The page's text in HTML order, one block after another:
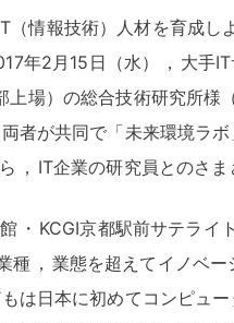
（情報技術）人材を育成し
年2月15日（水）
， 大手
上場）の総合技術研究所様
両者が共同で「未来環境ラ
， IT企業の研究員とのさ
・ KCGI京都駅前サテライ
種 ， 業態を超えてイノベ
は日本に初めてコンピュ